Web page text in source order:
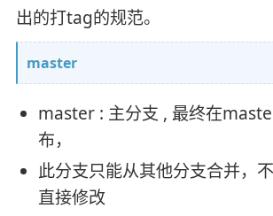
出的打tag的规范。
master
master : 主分支 , 最终在
布，
此分支只能从其他分支合并，
直接修改